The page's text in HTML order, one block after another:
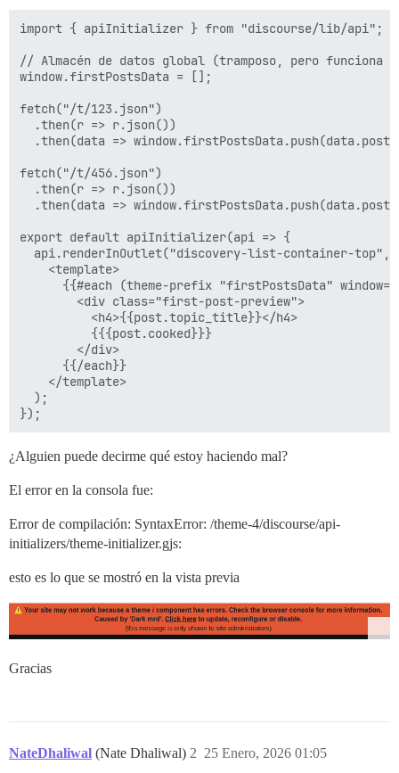
}
export default apiInitializer("0.11.1", api => {
api.renderInOutlet("discovery-list-container-top",
import { apiInitializer } from "discourse/lib/api";
// Almacén de datos global (tramposo, pero funciona
window.firstPostsData = [];
fetch("/t/123.json")
  .then(r => r.json())
.then(data =>
fetch("/t/456.json")
  .then(r => r.json())
.then(data =>
export default apiInitializer(api => {
  api.renderInOutlet("discovery-list-container-top",
    <template>
{{#each (theme-prefix "firstPostsData"
        <div class="first-post-preview">
          <h4>{{post.topic_title}}</h4>
          {{{post.cooked}}}
        </div>
      {{/each}}
    </template>
  );
¿Alguien puede decirme qué estoy haciendo mal?
El error en la consola fue:
Error de compilación: SyntaxError: /theme-4/discourse/api-
initializers/theme-initializer.gjs:
esto es lo que se mostró en la vista previa
Gracias
NateDhaliwal (Nate Dhaliwal) 25 Enero, 2026 01:05
2